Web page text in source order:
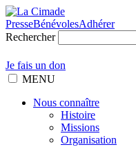
PresseBénévolesAdhérer
Rechercher
Je fais un don
MENU
Nous connaître
Histoire
Missions
Organisation